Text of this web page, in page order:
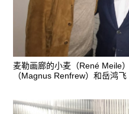
麦勒画廊的小麦（René Meile
（Magnus Renfrew）和岳鸿